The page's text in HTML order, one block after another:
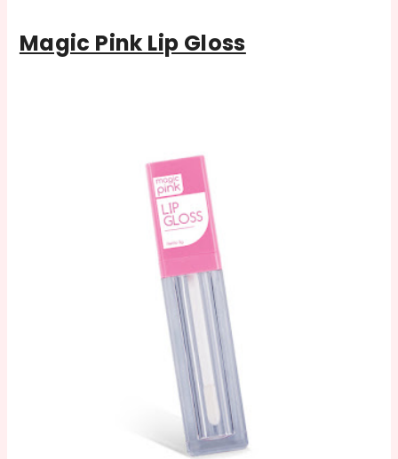
Magic Pink Lip Gloss